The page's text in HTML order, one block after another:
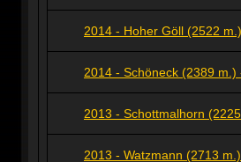
2014 - Hoher Göll (2522
2014 - Schöneck (2389 m.)
2013 - Schottmalhorn
2013 - Watzmann (2713